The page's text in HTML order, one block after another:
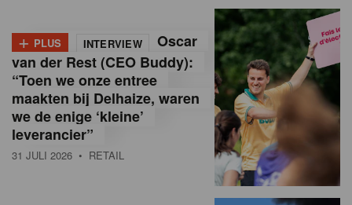
a
M
a
g
a
+ PLUS INTERVIEW
Oscar
van der Rest (CEO Buddy):
“Toen we onze entree
maakten bij Delhaize, waren
we de enige ‘kleine’
leverancier”
31 JULI 2026 • RETAIL